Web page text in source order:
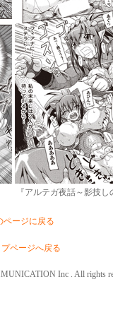
『アルテガ夜話～影技
ページに戻る
ページへ戻る
Inc . All rights